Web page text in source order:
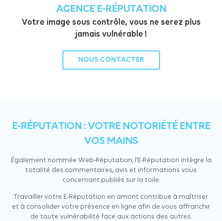
AGENCE E-RÉPUTATION
Votre image sous contrôle, vous ne serez plus
jamais vulnérable !
NOUS CONTACTER
E-RÉPUTATION : VOTRE NOTORIÉTÉ ENTRE
VOS MAINS
Également nommée Web-Réputation, l’E-Réputation intègre la
totalité des commentaires, avis et informations vous
concernant publiés sur la toile.
Travailler votre E-Réputation en amont contribue à maîtriser
et à consolider votre présence en ligne afin de vous affranchir
de toute vulnérabilité face aux actions des autres.